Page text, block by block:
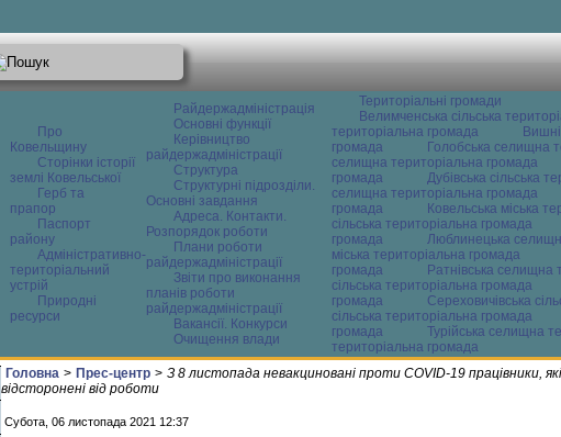
Про
Ковельщину
Сторінки історії
землі Ковельської
Герб та
прапор
Паспорт
району
Адміністративно-
територіальний
устрій
Природні
ресурси
Райдержадміністрація
Основні функції
Керівництво
райдержадміністрації
Структура
Структурні підрозділи.
Основні завдання
Адреса. Контакти.
Розпорядок роботи
Плани роботи
райдержадміністрації
Звіти про виконання
планів роботи
райдержадміністрації
Вакансії. Конкурси
Очищення влади
Територіальні громади
Велимченська сільська
територіальна громада
громада
Голобська селищна
селищна територіальна громада
громада
Дубівська сільська
селищна територіальна громада
громада
Ковельська міська
сільська територіальна громада
громада
Люблинецька
міська територіальна громада
громада
Ратнівська селищна
сільська територіальна громада
громада
Сереховичівська
сільська територіальна громада
громада
Турійська селищна
територіальна громада
Головна > Прес-центр > З 8 листопада невакциновані проти COVID-19 працівники,
відсторонені від роботи
Субота, 06 листопада 2021 12:37